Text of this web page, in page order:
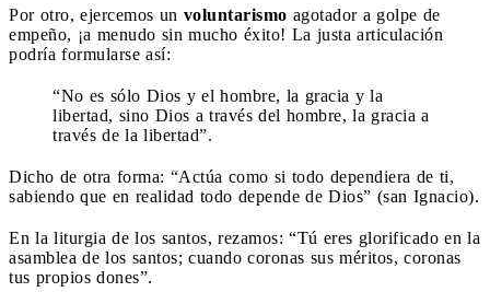
Por otro, ejercemos un voluntarismo agotador a golpe de
empeño, ¡a menudo sin mucho éxito! La justa articulación
podría formularse así:
“No es sólo Dios y el hombre, la gracia y la
libertad, sino Dios a través del hombre, la gracia a
través de la libertad”.
Dicho de otra forma: “Actúa como si todo dependiera de ti,
sabiendo que en realidad todo depende de Dios” (san Ignacio).
En la liturgia de los santos, rezamos: “Tú eres glorificado en la
asamblea de los santos; cuando coronas sus méritos, coronas
tus propios dones”.